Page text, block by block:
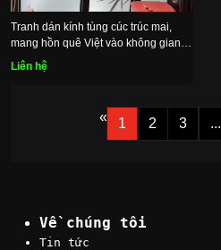
Tranh dán kính tùng cúc trúc mai,
mang hồn quê Việt vào không gian
sống
Liên hệ
« 1 2 3 ...
Về chúng tôi
Tin tức